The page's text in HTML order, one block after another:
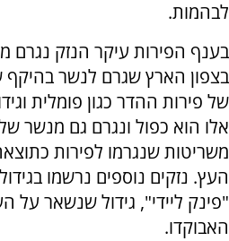
לבהמות.
בענף הפירות עיקר הנזק נגרם
בצפון הארץ שגרם לנשר בהיקף
של פירות ההדר כגון פומלית
אלו הוא כפול ונגרם גם מנשר
משריטות שנגרמו לפירות
העץ. נזקים נוספים נרשמו
"פינק ליידי", גידול שנשאר על
האבוקדו.